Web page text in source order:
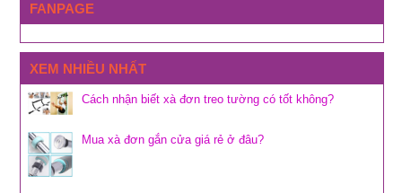
FANPAGE
XEM NHIỀU NHẤT
Cách nhận biết xà đơn treo tường có tốt không?
Mua xà đơn gắn cửa giá rẻ ở đâu?